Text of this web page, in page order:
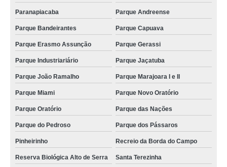
empresa foto lembrança telefone Vila Guiomar
valor de foto lembrança no ABC Jardim Stella
empresa que faz foto lembrança na Zona Oeste Santana
empresa que faz foto lembrança na Zona Oeste Jardim Guilhermina
foto lembrança em eventos preço São José dos Campos
valor de foto lembrança infantil Jardim Aurélia
valor de lembrancinha com foto Caieiras
empresa que faz foto lembrança para eventos corporativos Francisco
Morato
valor de foto lembrança na Grande SP Val Paraíso
Paranapiacaba Parque Andreense
Parque Bandeirantes Parque Capuava
Parque Erasmo Assunção Parque Gerassi
Parque Industriariário Parque Jaçatuba
Parque João Ramalho Parque Marajoara I e II
Parque Miami Parque Novo Oratório
Parque Oratório Parque das Nações
Parque do Pedroso Parque dos Pássaros
Pinheirinho Recreio da Borda do Campo
Reserva Biológica Alto de Serra Santa Terezinha